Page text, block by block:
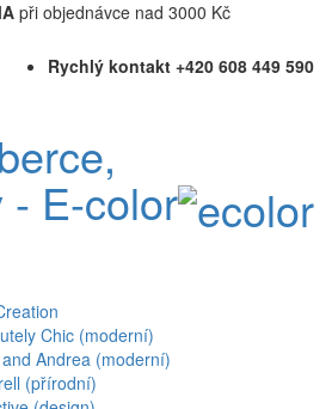
při objednávce nad 3000 Kč
Rychlý kontakt +420 608 449 590
- E-color
Chic (moderní)
Andrea (moderní)
(přírodní)